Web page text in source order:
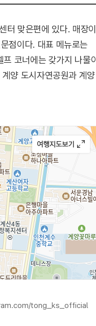
터 맞은편에 있다. 매장이
점이다. 대표 메뉴로는
코너에는 갖가지 나물이
양 도시자연공원과 계양
tong_ks_official